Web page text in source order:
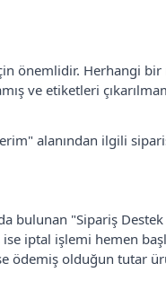
önemlidir. Herhangi
ve etiketleri
alanından ilgili
bulunan "Sipariş
iptal işlemi hemen
ödemiş olduğun tutar